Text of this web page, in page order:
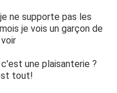
ne supporte pas les
je vois un garçon de
une plaisanterie ?
tout!